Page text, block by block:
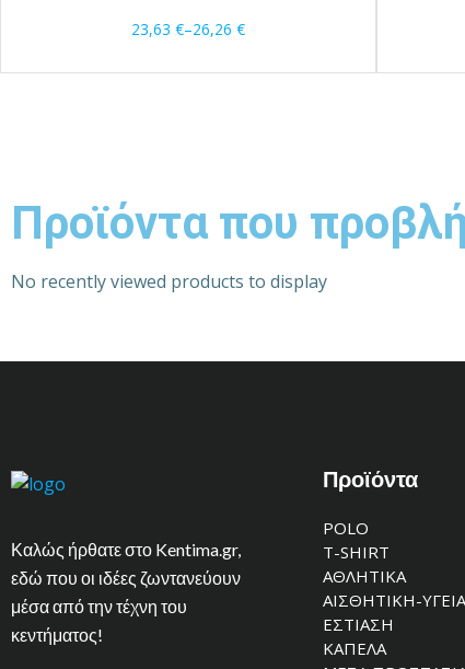
23,63 €–26,26 €
Προϊόντα που
No recently viewed products to display
Καλώς ήρθατε στο Kentima.gr,
εδώ που οι ιδέες ζωντανεύουν
μέσα από την τέχνη του
κεντήματος!
Προϊόντα
POLO
T-SHIRT
ΑΘΛΗΤΙΚΑ
ΑΙΣΘΗΤΙΚΗ-ΥΓΕΙΑ
ΕΣΤΙΑΣΗ
ΚΑΠΕΛΑ